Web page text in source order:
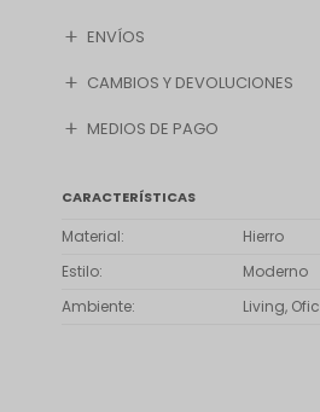
ENVÍOS
CAMBIOS Y DEVOLUCIONES
MEDIOS DE PAGO
CARACTERÍSTICAS
Material
Hierro
Estilo
Moderno
Ambiente
Living,